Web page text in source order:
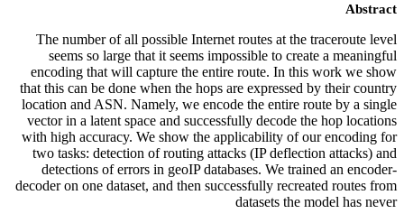
Abstract
The number of all possible Internet routes at the traceroute level
seems so large that it seems impossible to create a meaningful
encoding that will capture the entire route. In this work we show
that this can be done when the hops are expressed by their country
location and ASN. Namely, we encode the entire route by a single
vector in a latent space and successfully decode the hop locations
with high accuracy. We show the applicability of our encoding for
two tasks: detection of routing attacks (IP deflection attacks) and
detections of errors in geoIP databases. We trained an encoder-
decoder on one dataset, and then successfully recreated routes from
datasets the model has never